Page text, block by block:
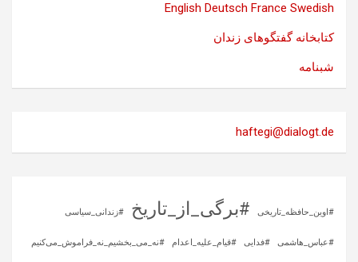
English Deutsch France Swedish
کتابخانه گفتگوهای زندان
شبنامه
haftegi@dialogt.de
#اوین_حافظه_تاریخی #برگی_از_تاریخ #زندانی_سیاسی
#عباس_هاشمی #فدایی #قیام_علیه_اعدام #نه_می_بخشیم_نه_فراموش_می‌کنیم